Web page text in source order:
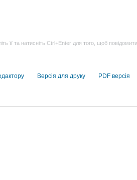
її та натисніть Ctrl+Enter для того, щоб
Версія для друку PDF версія